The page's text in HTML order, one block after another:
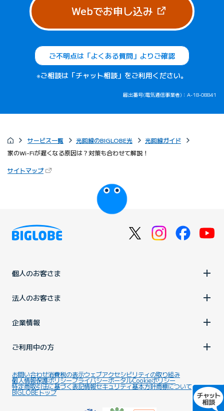
Webでお申し込み（新しいタブ
ご不明点は「よくある質問」よりご確認
※ご相談は「チャット相談」をご利用ください。
届出番号(電気通信事業者)：A-18-08841
サービス一覧 光回線のBIGLOBE光
光回線ガイド
家のWi-Fiが遅くなる原因は？対策も合わせて解説！
サイトマップ（新しいタブで開きます）
個人のお客さま
法人のお客さま
企業情報
ご利用中の方
お問い合わせ消費税の表示ウェブアクセシビリティの取り組み
個人情報保護ポリシープライバシーポータルCookieポリシー
特定商取引法に基づく表記情報セキュリティ基本方針商標について
BIGLOBEトップ